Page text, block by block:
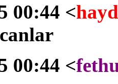
00:44 <
canlar
00:44 <